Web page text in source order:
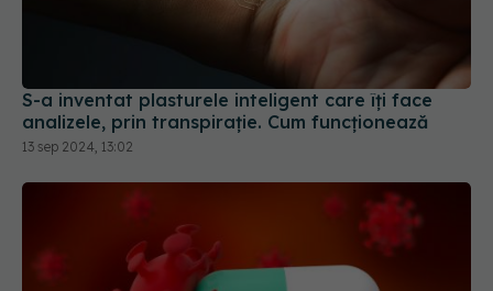
S-a inventat plasturele inteligent care îți face
analizele, prin transpirație. Cum funcționează
13 sep 2024, 13:02